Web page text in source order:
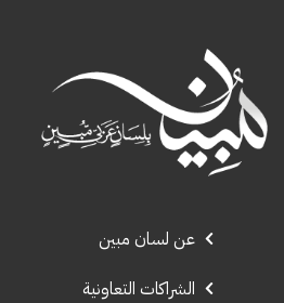
عن لسان مبين
الشراكات التعاونية